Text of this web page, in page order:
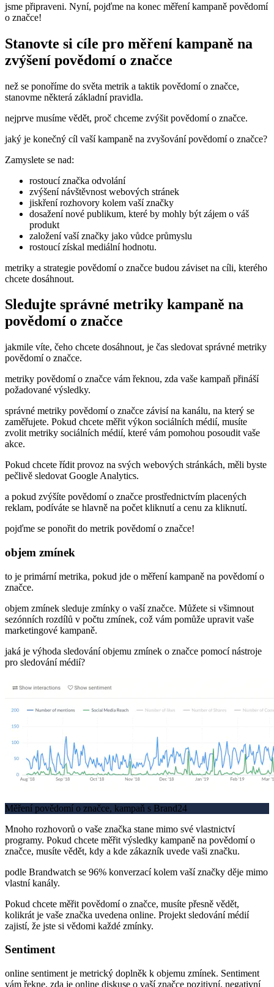
jsme připraveni. Nyní, pojďme na konec měření kampaně povědomí
o značce!
Stanovte si cíle pro měření kampaně na
zvýšení povědomí o značce
než se ponoříme do světa metrik a taktik povědomí o značce,
stanovme některá základní pravidla.
nejprve musíme vědět, proč chceme zvýšit povědomí o značce.
jaký je konečný cíl vaší kampaně na zvyšování povědomí o značce?
Zamyslete se nad:
rostoucí značka odvolání
zvýšení návštěvnost webových stránek
jiskření rozhovory kolem vaší značky
dosažení nové publikum, které by mohly být zájem o váš
produkt
založení vaší značky jako vůdce průmyslu
rostoucí získal mediální hodnotu.
metriky a strategie povědomí o značce budou záviset na cíli, kterého
chcete dosáhnout.
Sledujte správné metriky kampaně na
povědomí o značce
jakmile víte, čeho chcete dosáhnout, je čas sledovat správné metriky
povědomí o značce.
metriky povědomí o značce vám řeknou, zda vaše kampaň přináší
požadované výsledky.
správné metriky povědomí o značce závisí na kanálu, na který se
zaměřujete. Pokud chcete měřit výkon sociálních médií, musíte
zvolit metriky sociálních médií, které vám pomohou posoudit vaše
akce.
Pokud chcete řídit provoz na svých webových stránkách, měli byste
pečlivě sledovat Google Analytics.
a pokud zvýšíte povědomí o značce prostřednictvím placených
reklam, podíváte se hlavně na počet kliknutí a cenu za kliknutí.
pojďme se ponořit do metrik povědomí o značce!
objem zmínek
to je primární metrika, pokud jde o měření kampaně na povědomí o
značce.
objem zmínek sleduje zmínky o vaší značce. Můžete si všimnout
sezónních rozdílů v počtu zmínek, což vám pomůže upravit vaše
marketingové kampaně.
jaká je výhoda sledování objemu zmínek o značce pomocí nástroje
pro sledování médií?
Měření povědomí o značce, kampaň s Brand24
Mnoho rozhovorů o vaše značka stane mimo své vlastnictví
programy. Pokud chcete měřit výsledky kampaně na povědomí o
značce, musíte vědět, kdy a kde zákazník uvede vaši značku.
podle Brandwatch se 96% konverzací kolem vaší značky děje mimo
vlastní kanály.
Pokud chcete měřit povědomí o značce, musíte přesně vědět,
kolikrát je vaše značka uvedena online. Projekt sledování médií
zajistí, že jste si vědomi každé zmínky.
Sentiment
online sentiment je metrický doplněk k objemu zmínek. Sentiment
vám řekne, zda je online diskuse o vaší značce pozitivní, negativní